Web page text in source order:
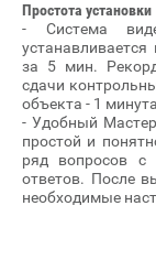
Простота установки
- Система
за 5 мин.
сдачи
объекта - 1
- Удобный Мастер
простой и
ряд вопросов с
ответов. После
необходимые